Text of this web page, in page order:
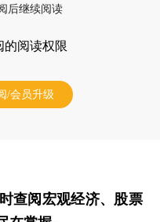
后继续阅读
的阅读权限
/会员升级
查阅宏观经济、股票